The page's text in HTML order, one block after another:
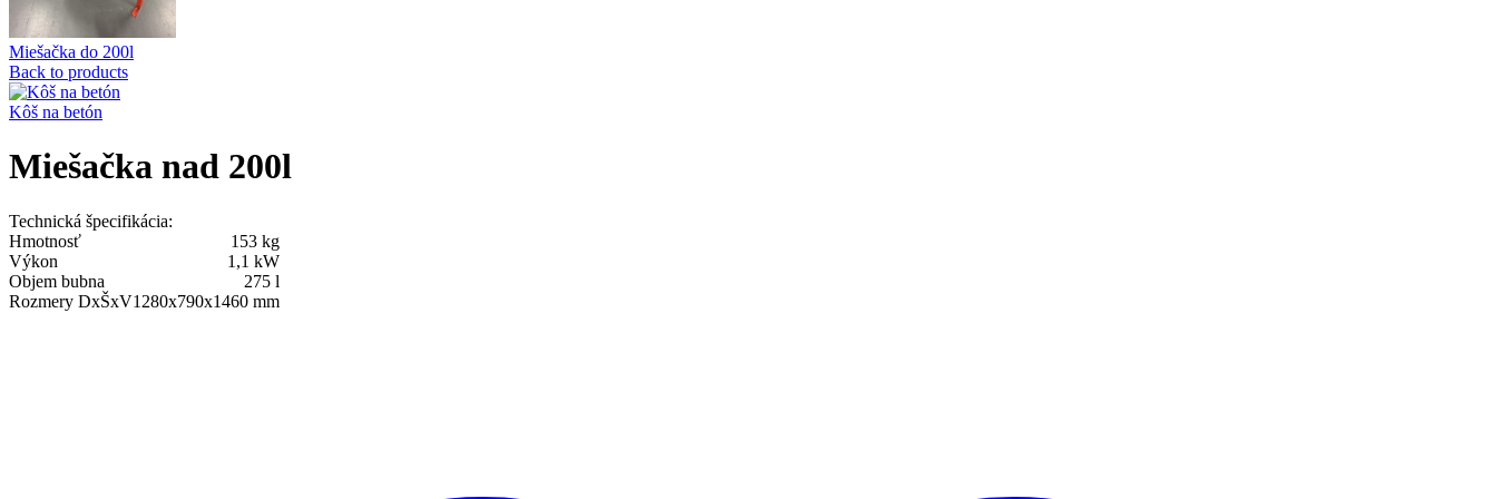
Miešačka do 200l
Back to products
Kôš na betón
Miešačka nad 200l
Technická špecifikácia:
Hmotnosť
153 kg
Výkon
1,1 kW
Objem bubna
275 l
Rozmery DxŠxV1280x790x1460 mm